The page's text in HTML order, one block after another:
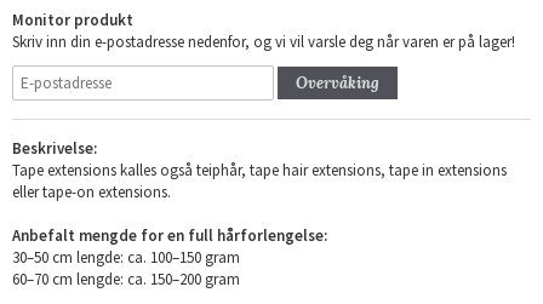
Monitor produkt
Skriv inn din e-postadresse nedenfor, og vi vil varsle deg når varen er på lager!
Overvåking
Beskrivelse:
Tape extensions kalles også teiphår, tape hair extensions, tape in extensions
eller tape-on extensions.
Anbefalt mengde for en full hårforlengelse:
30–50 cm lengde: ca. 100–150 gram
60–70 cm lengde: ca. 150–200 gram